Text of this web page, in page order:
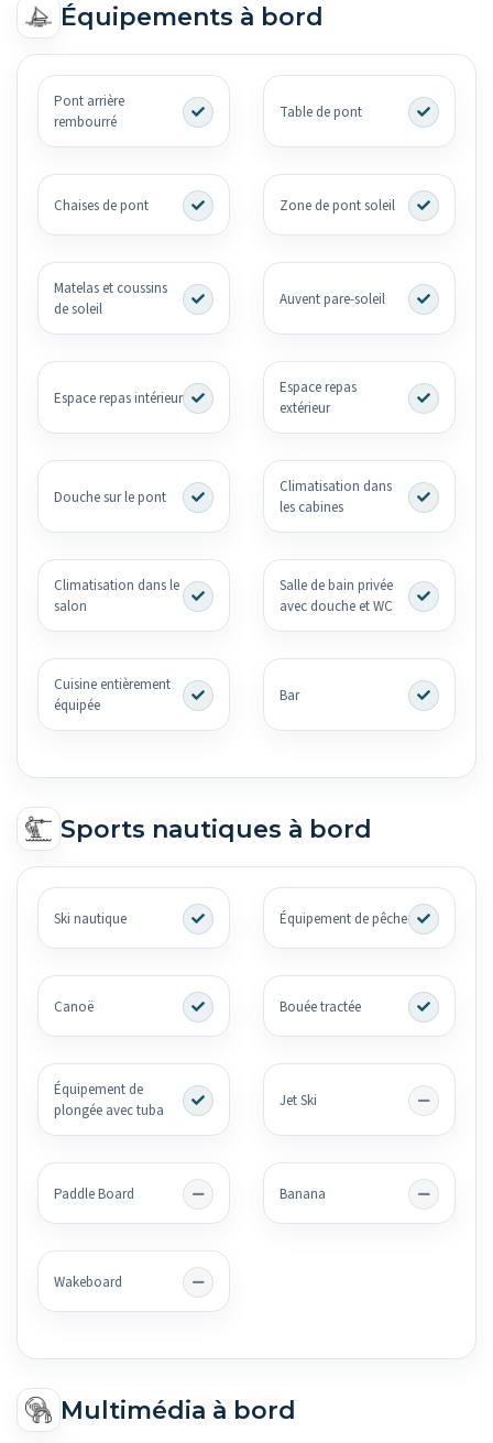
Équipements à bord
Pont arrière
rembourré
Table de pont
Chaises de pont Zone de pont soleil
Matelas et coussins
de soleil
Auvent pare-soleil
Espace repas intérieur
Espace repas
extérieur
Douche sur le pont
Climatisation dans
les cabines
Climatisation dans le
salon
Salle de bain privée
avec douche et WC
Cuisine entièrement
équipée
Bar
Sports nautiques à bord
Ski nautique Équipement de pêche
Canoë Bouée tractée
Équipement de
plongée avec tuba
Jet Ski
Paddle Board Banana
Wakeboard
Multimédia à bord